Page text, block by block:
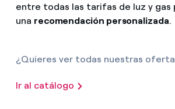
entre todas las tarifas de luz y
una recomendación personalizada.
¿Quieres ver todas nuestras
Ir al catálogo